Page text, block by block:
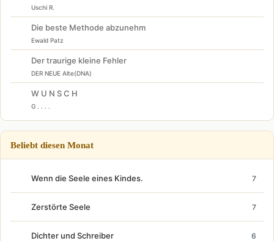
Uschi R.
Die beste Methode abzunehm
Ewald Patz
Der traurige kleine Fehler
DER NEUE Alte(DNA)
W U N S C H
G . . . .
Beliebt diesen Monat
Wenn die Seele eines Kindes. 7
Zerstörte Seele 7
Dichter und Schreiber 6